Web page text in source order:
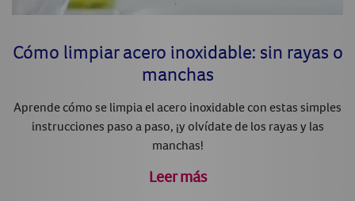
Cómo limpiar acero inoxidable: sin rayas o
manchas
Aprende cómo se limpia el acero inoxidable con estas simples
instrucciones paso a paso, ¡y olvídate de los rayas y las
manchas!
Leer más